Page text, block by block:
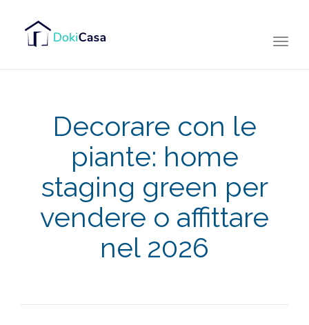
Decorare con le
piante: home
staging green per
vendere o affittare
nel 2026